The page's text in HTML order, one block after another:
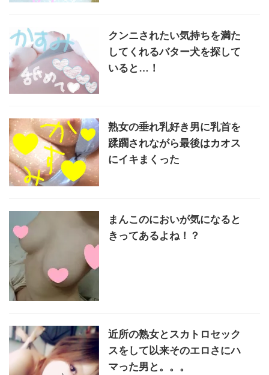
クンニされたい気持ちを満た
してくれるバター犬を探して
いると…！
熟女の垂れ乳好き男に乳首を
蹂躙されながら最後はカオス
にイキまくった
まんこのにおいが気になると
きってあるよね！？
近所の熟女とスカトロセック
スをして以来そのエロさにハ
マった男と。。。